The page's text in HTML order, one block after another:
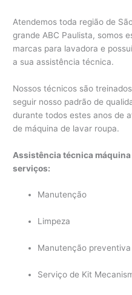
Atendemos toda região de
grande ABC Paulista, somos
marcas para lavadora e
a sua assistência técnica.
Nossos técnicos são
seguir nosso padrão de
durante todos estes anos de
de máquina de lavar roupa.
Assistência técnica
serviços:
Manutenção
Limpeza
Manutenção preventiva
Serviço de Kit